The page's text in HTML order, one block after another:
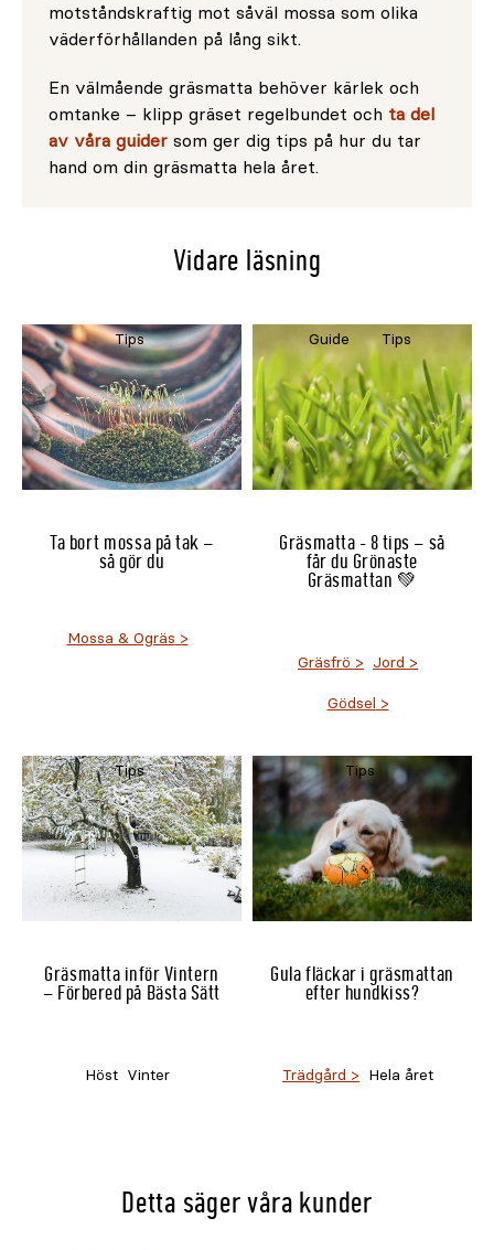
motståndskraftig mot såväl mossa som olika
väderförhållanden på lång sikt.
En välmående gräsmatta behöver kärlek och
omtanke – klipp gräset regelbundet och ta del
av våra guider som ger dig tips på hur du tar
hand om din gräsmatta hela året.
Vidare läsning
Ta bort mossa på tak –
så gör du
Tips
Mossa & Ogräs
Gräsmatta - 8 tips – så
får du Grönaste
Gräsmattan 💚
Guide Tips
Gräsfrö Jord
Gödsel
Gräsmatta inför Vintern
– Förbered på Bästa Sätt
Tips
Höst Vinter
Gula fläckar i gräsmattan
efter hundkiss?
Tips
Trädgård Hela året
Detta säger våra kunder